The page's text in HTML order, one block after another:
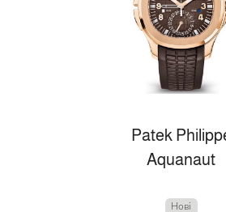
Patek
Aquanaut
Нові